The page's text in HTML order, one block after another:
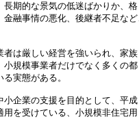
期的な景気の低迷ばかりか、格
融事情の悪化、後継者不足など
は厳しい経営を強いられ、家族
規模事業者だけでなく多くの都
実態がある。
企業の支援を目的として、平成
を受けている、小規模非住宅用